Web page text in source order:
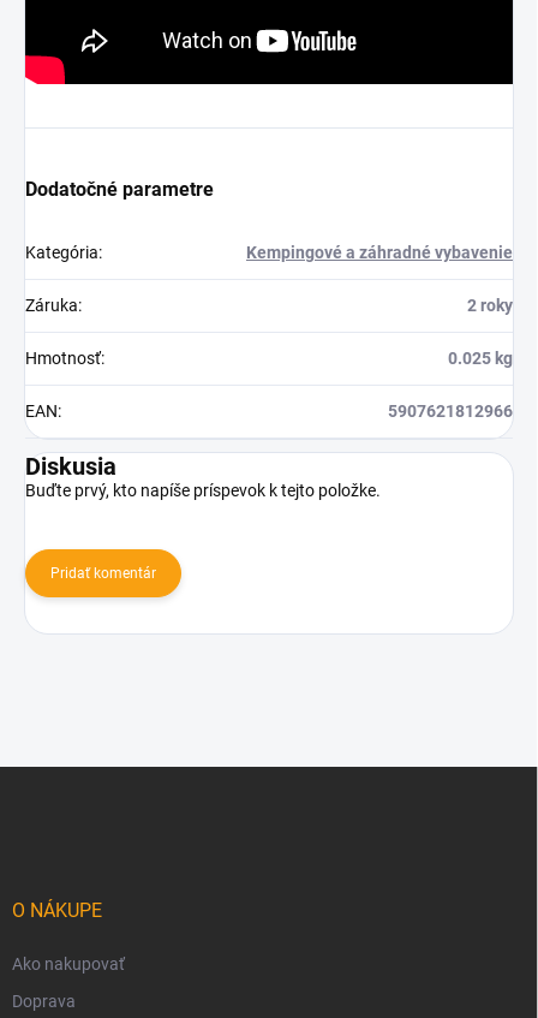
Dodatočné parametre
Kategória: Kempingové a záhradné vybavenie
Záruka: 2 roky
Hmotnosť: 0.025 kg
EAN: 5907621812966
Diskusia
Buďte prvý, kto napíše príspevok k tejto položke.
Pridať komentár
O NÁKUPE
Ako nakupovať
Doprava